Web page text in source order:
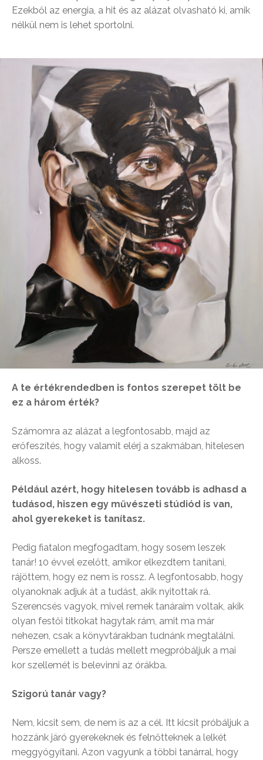
Ezekből az energia, a hit és az alázat olvasható ki, amik
nélkül nem is lehet sportolni.
A te értékrendedben is fontos szerepet tölt be
ez a három érték?
Számomra az alázat a legfontosabb, majd az
erőfeszítés, hogy valamit elérj a szakmában, hitelesen
alkoss.
Például azért, hogy hitelesen tovább is adhasd a
tudásod, hiszen egy művészeti stúdiód is van,
ahol gyerekeket is tanítasz.
Pedig fiatalon megfogadtam, hogy sosem leszek
tanár! 10 évvel ezelőtt, amikor elkezdtem tanítani,
rájöttem, hogy ez nem is rossz. A legfontosabb, hogy
olyanoknak adjuk át a tudást, akik nyitottak rá.
Szerencsés vagyok, mivel remek tanáraim voltak, akik
olyan festői titkokat hagytak rám, amit ma már
nehezen, csak a könyvtárakban tudnánk megtalálni.
Persze emellett a tudás mellett megpróbáljuk a mai
kor szellemét is belevinni az órákba.
Szigorú tanár vagy?
Nem, kicsit sem, de nem is az a cél. Itt kicsit próbáljuk a
hozzánk járó gyerekeknek és felnőtteknek a lelkét
meggyógyítani. Azon vagyunk a többi tanárral, hogy